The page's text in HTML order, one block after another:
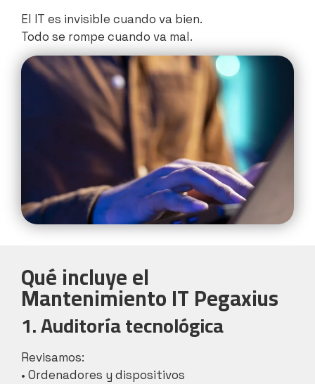
El IT es invisible cuando va bien.
Todo se rompe cuando va mal.
Qué incluye el
Mantenimiento IT Pegaxius
1. Auditoría tecnológica
Revisamos:
• Ordenadores y dispositivos